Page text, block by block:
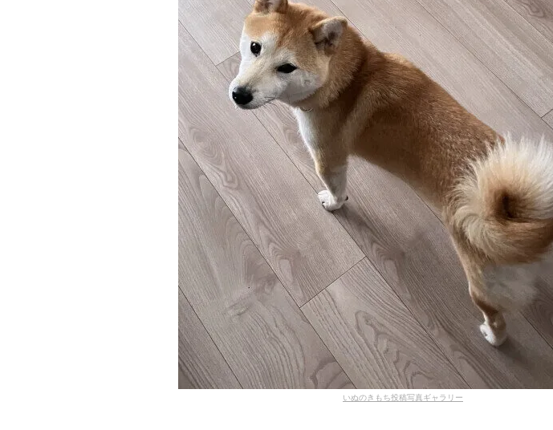
いぬのきもち投稿写真ギャラリー